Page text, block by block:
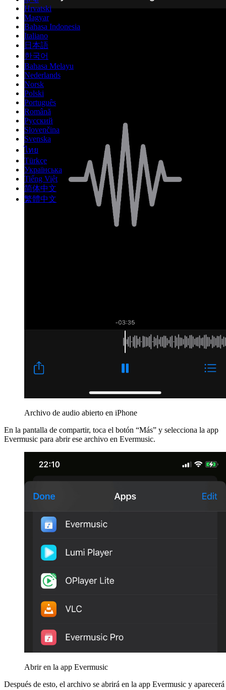
Hrvatski
Magyar
Bahasa Indonesia
Italiano
日本語
한국어
Bahasa Melayu
Nederlands
Norsk
Polski
Português
Română
Русский
Slovenčina
Svenska
ไทย
Türkçe
Українська
Tiếng Việt
简体中文
繁體中文
Archivo de audio abierto en iPhone
En la pantalla de compartir, toca el botón “Más” y selecciona la app
Evermusic para abrir ese archivo en Evermusic.
Abrir en la app Evermusic
Después de esto, el archivo se abrirá en la app Evermusic y aparecerá